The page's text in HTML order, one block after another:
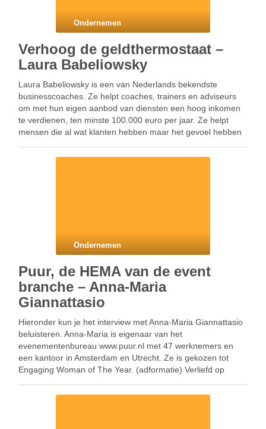
Ondernemen
Verhoog de geldthermostaat –
Laura Babeliowsky
Laura Babeliowsky is een van Nederlands bekendste
businesscoaches. Ze helpt coaches, trainers en adviseurs
om met hun eigen aanbod van diensten een hoog inkomen
te verdienen, ten minste 100.000 euro per jaar. Ze helpt
mensen die al wat klanten hebben maar het gevoel hebben
Ondernemen
Puur, de HEMA van de event
branche – Anna-Maria
Giannattasio
Hieronder kun je het interview met Anna-Maria Giannattasio
beluisteren. Anna-Maria is eigenaar van het
evenementenbureau www.puur.nl met 47 werknemers en
een kantoor in Amsterdam en Utrecht. Ze is gekozen tot
Engaging Woman of The Year. (adformatie) Verliefd op
Het Uur …